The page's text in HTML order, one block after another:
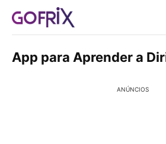
App para Aprender a
ANÚNCIOS